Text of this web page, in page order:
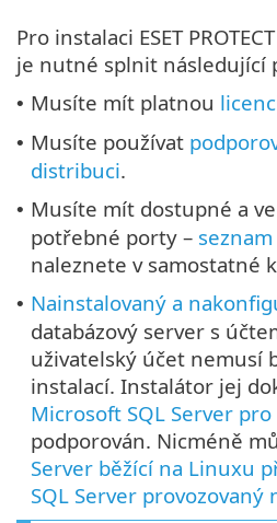
Pro instalaci ESET
je nutné splnit následující
• Musíte mít platnou
• Musíte používat
distribuci.
• Musíte mít dostupné a
potřebné porty –
naleznete v samostatné
• Nainstalovaný a
databázový server s
uživatelský účet nemusí
instalací. Instalátor jej
Microsoft SQL Server
podporován. Nicméně
Server běžící na Linuxu
SQL Server provozovaný